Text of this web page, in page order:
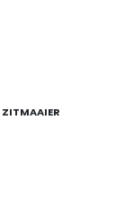
ZITMAAIER